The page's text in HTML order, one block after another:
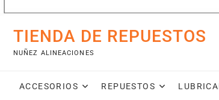
TIENDA DE REPUESTOS
NUÑEZ ALINEACIONES
ACCESORIOS REPUESTOS